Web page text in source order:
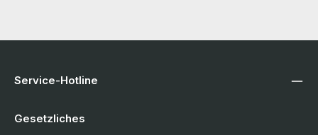
Service-Hotline
Gesetzliches